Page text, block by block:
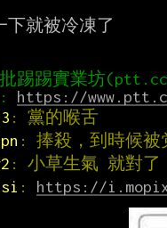
下就被冷凍了
https://
: 黨的喉舌
: 捧殺，到時候被
: 小草生氣 就對了
: https://